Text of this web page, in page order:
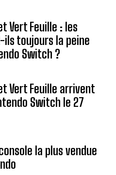
Vert Feuille : les
ils toujours la peine
Switch ?
Vert Feuille arrivent
Switch le 27
la plus vendue